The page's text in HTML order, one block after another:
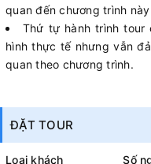
quan đến chương trình
Thứ tự hành trình
hình thực tế nhưng vẫn
quan theo chương trình.
ĐẶT TOUR
Loại khách Số